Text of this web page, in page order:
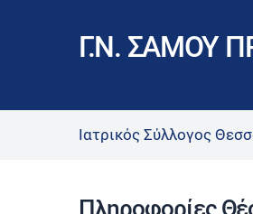
Γ.Ν. ΣΑΜΟΥ
Ιατρικός Σύλλογος
Πληροφορίες